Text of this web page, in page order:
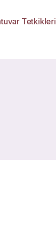
Tetkikleri